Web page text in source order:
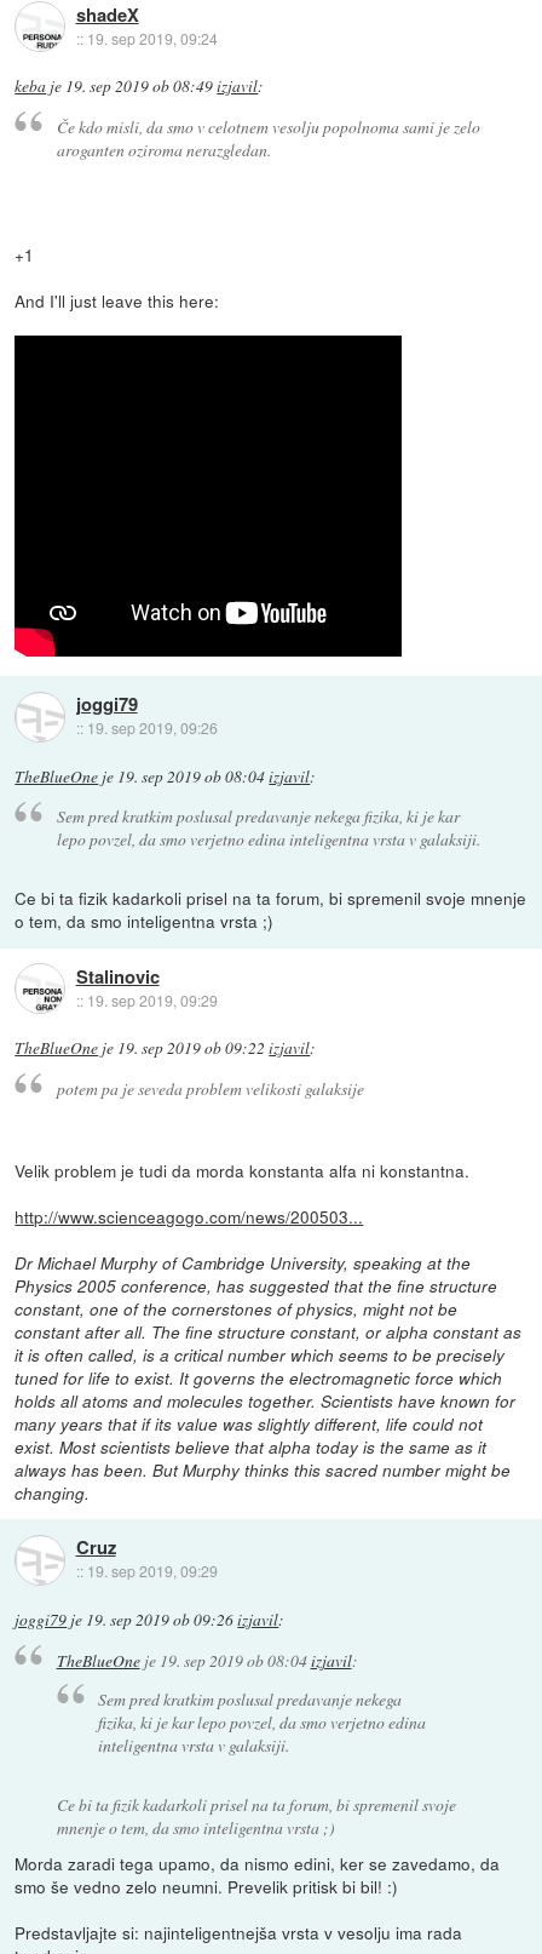
shadeX
:: 19. sep 2019, 09:24
keba je 19. sep 2019 ob 08:49izjavil:
Če kdo misli, da smo v celotnem vesolju popolnoma sami je zelo
aroganten oziroma nerazgledan.
+1
And I'll just leave this here:
joggi79
:: 19. sep 2019, 09:26
TheBlueOne je 19. sep 2019 ob 08:04izjavil:
Sem pred kratkim poslusal predavanje nekega fizika, ki je kar
lepo povzel, da smo verjetno edina inteligentna vrsta v galaksiji.
Ce bi ta fizik kadarkoli prisel na ta forum, bi spremenil svoje mnenje
o tem, da smo inteligentna vrsta ;)
Stalinovic
:: 19. sep 2019, 09:29
TheBlueOne je 19. sep 2019 ob 09:22 izjavil:
potem pa je seveda problem velikosti galaksije
Velik problem je tudi da morda konstanta alfa ni konstantna.
http://www.scienceagogo.com/news/200503...
Dr Michael Murphy of Cambridge University, speaking at the
Physics 2005 conference, has suggested that the fine structure
constant, one of the cornerstones of physics, might not be
constant after all. The fine structure constant, or alpha constant as
it is often called, is a critical number which seems to be precisely
tuned for life to exist. It governs the electromagnetic force which
holds all atoms and molecules together. Scientists have known for
many years that if its value was slightly different, life could not
exist. Most scientists believe that alpha today is the same as it
always has been. But Murphy thinks this sacred number might be
changing.
Cruz
:: 19. sep 2019, 09:29
joggi79 je 19. sep 2019 ob 09:26izjavil:
TheBlueOneje 19. sep 2019 ob 08:04izjavil:
Sem pred kratkim poslusal predavanje nekega
fizika, ki je kar lepo povzel, da smo verjetno edina
inteligentna vrsta v galaksiji.
Ce bi ta fizik kadarkoli prisel na ta forum, bi spremenil svoje
mnenje o tem, da smo inteligentna vrsta ;)
Morda zaradi tega upamo, da nismo edini, ker se zavedamo, da
smo še vedno zelo neumni. Prevelik pritisk bi bil! :)
Predstavljajte si: najinteligentnejša vrsta v vesolju ima rada